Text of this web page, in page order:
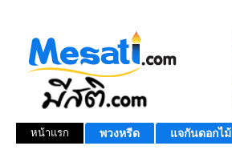
หน้าแรก พวงหรีด แจกันดอกไม้